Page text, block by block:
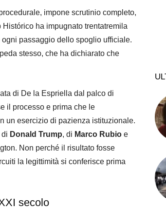
impone scrutinio completo,
ha impugnato trentatremila
passaggio dello spoglio ufficiale.
stesso, che ha dichiarato che
di De la Espriella dal palco di
il processo e prima che le
un esercizio di pazienza istituzionale.
Donald Trump, di Marco Rubio e
Non perché il risultato fosse
la legittimità si conferisce prima
secolo